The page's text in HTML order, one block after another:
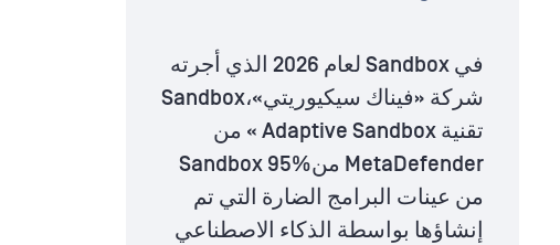
في Sandbox لعام 2026 الذي أجرته
شركة «فيناك سيكيوريتي»،Sandbox
تقنية Adaptive Sandbox » من
MetaDefender منSandbox 95%
من عينات البرامج الضارة التي تم
إنشاؤها بواسطة الذكاء الاصطناعي